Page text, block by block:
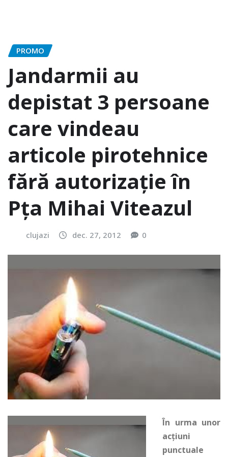
PROMO
Jandarmii au
depistat 3 persoane
care vindeau
articole pirotehnice
fără autorizaţie în
Pţa Mihai Viteazul
clujazi dec. 27, 2012 0
În urma unor
acţiuni
punctuale